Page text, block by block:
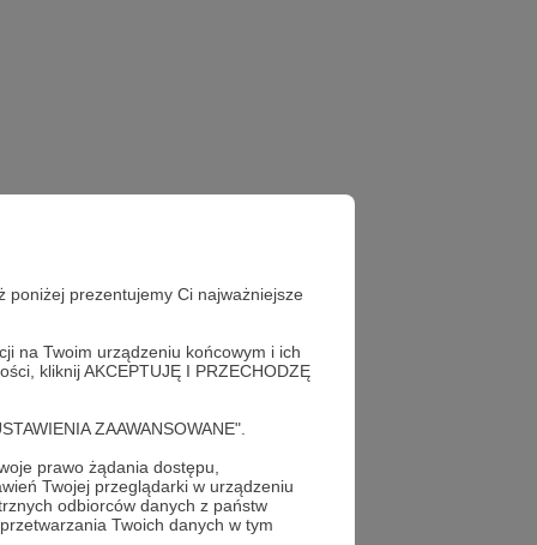
poniżej prezentujemy Ci najważniejsze
na Twoim urządzeniu końcowym i ich
kliknij AKCEPTUJĘ I PRZECHODZĘ
ZAAWANSOWANE".
prawo żądania dostępu,
Twojej przeglądarki w urządzeniu
odbiorców danych z państw
Twoich danych w tym